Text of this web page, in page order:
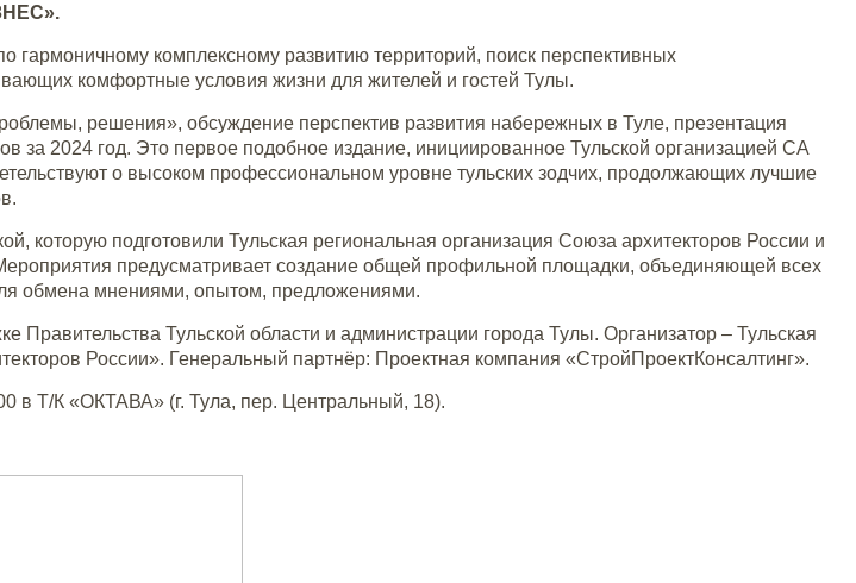
гармоничному комплексному развитию территорий, поиск перспективных
комфортные условия жизни для жителей и гостей Тулы.
решения», обсуждение перспектив развития набережных в Туле, презентация
за 2024 год. Это первое подобное издание, инициированное Тульской организацией СА
о высоком профессиональном уровне тульских зодчих, продолжающих лучшие
которую подготовили Тульская региональная организация Союза архитекторов России и
предусматривает создание общей профильной площадки, объединяющей всех
обмена мнениями, опытом, предложениями.
Правительства Тульской области и администрации города Тулы. Организатор – Тульская
России». Генеральный партнёр: Проектная компания «СтройПроектКонсалтинг».
в Т/К «ОКТАВА» (г. Тула, пер. Центральный, 18).